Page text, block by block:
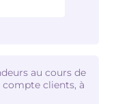
au cours de
clients, à